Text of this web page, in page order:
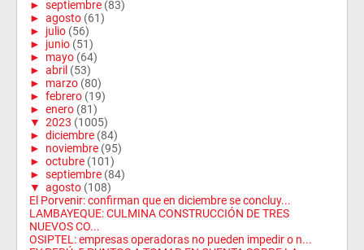
► septiembre (83)
► agosto (61)
► julio (56)
► junio (51)
► mayo (64)
► abril (53)
► marzo (80)
► febrero (19)
► enero (81)
▼ 2023 (1005)
► diciembre (84)
► noviembre (95)
► octubre (101)
► septiembre (84)
▼ agosto (108)
El Porvenir: confirman que en diciembre se concluy...
LAMBAYEQUE: CULMINA CONSTRUCCIÓN DE TRES
NUEVOS CO...
OSIPTEL: empresas operadoras no pueden impedir o n...